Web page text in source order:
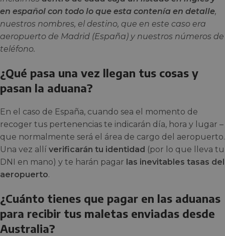
en español con todo lo que esta contenía en detalle,
nuestros nombres, el destino, que en este caso era
aeropuerto de Madrid (España) y nuestros números de
teléfono.
¿Qué pasa una vez llegan tus cosas y
pasan la aduana?
En el caso de España, cuando sea el momento de
recoger tus pertenencias te indicarán día, hora y lugar –
que normalmente será el área de cargo del aeropuerto.
Una vez allí verificarán tu identidad (por lo que lleva tu
DNI en mano) y te harán pagar las inevitables tasas del
aeropuerto.
¿Cuánto tienes que pagar en las aduanas
para recibir tus maletas enviadas desde
Australia?